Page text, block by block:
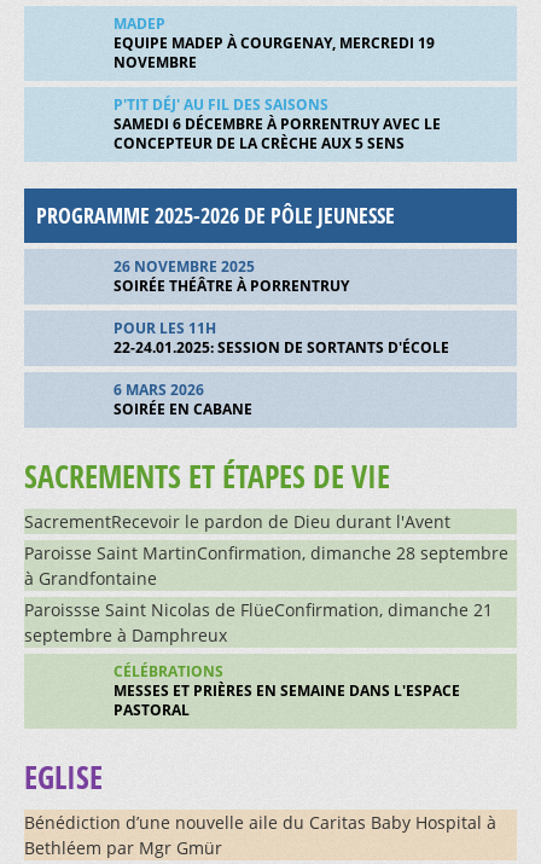
MCR - FONTENAIS-VILLARS
MCR - MARCHE-RÉFLEXION
ORGANISTES
SACRISTAINS ET COMMISSAIRES
SERVANTS ET SERVANTES DE MESSE
DISPONIBILITÉS
DEVENIR SERVANT-E
UNIONS FÉMININES
VEILLEURS ET VEILLEUSES
VISITEURS ET VISITEUSES DE MALADES
VISITEUSES BRESSAUCOURT
VISITEURS ET VISITEUSES FONTENAIS-VILLARS
VISITEURS ET VISITEUSES DE PERSONNES ISOLÉES
VISITE À DOMICILE
MIGRANTS
ACTIONS CONCRÈTES
Bénévolat
RECHERCHE DE BÉNÉVOLES
BÉNÉVOLES EAF
BÉNÉVOLES EN CATÉCHÈSE
MUSICIENS BÉNÉVOLES
BÉNÉVOLES POUR LE SERVICE
BÉNÉVOLES "TEMPS FORTS"
PHOTOGRAPHES BÉNÉVOLES
VISITEURS BÉNÉVOLES
BÉNÉVOLES DE PROXIMITÉ
Bâtiments
EGLISES ET CHAPELLES
PARCOURS À PIED OU À VÉLO
PARCOURS 1
PARCOURS 2
PARCOURS 3
PARCOURS 4
PARCOURS 5
PARCOURS 6
PARCOURS 7
PARCOURS 8
NOTICES HISTORIQUES
MÉDITATIONS
CONSOLATION
MÉDITATION
MARCHE VERS SOI
PLAN GÉNÉRAL DE SITUATION
EGLISE D'ALLE
EGLISE D'ASUEL
EGLISE DE BEURNEVÉSIN
EGLISE DE BONCOURT
EGLISE DE BONFOL
LOCAUX PAROISSIAUX
SALLES À LOUER
Info
SOLSTICES
LETTRE D'INFO ET FEUILLES DOMINICALES
RECEVOIR NOTRE LETTRE D'INFO
EQUIPE PASTORALE
COMMUNES ECCLÉSIASTIQUES
MADEP
EQUIPE MADEP À COURGENAY, MERCREDI 19
NOVEMBRE
P'TIT DÉJ' AU FIL DES SAISONS
SAMEDI 6 DÉCEMBRE À PORRENTRUY AVEC LE
CONCEPTEUR DE LA CRÈCHE AUX 5 SENS
ADOS ET JEUNES
PROGRAMME 2025-2026 DE PÔLE JEUNESSE
26 NOVEMBRE 2025
SOIRÉE THÉÂTRE À PORRENTRUY
POUR LES 11H
22-24.01.2025: SESSION DE SORTANTS D'ÉCOLE
6 MARS 2026
SOIRÉE EN CABANE
SACREMENTS ET ÉTAPES DE VIE
SacrementRecevoir le pardon de Dieu durant l'Avent
Paroisse Saint MartinConfirmation, dimanche 28 septembre
à Grandfontaine
Paroissse Saint Nicolas de FlüeConfirmation, dimanche 21
septembre à Damphreux
CÉLÉBRATIONS
MESSES ET PRIÈRES EN SEMAINE DANS L'ESPACE
PASTORAL
EGLISE
Bénédiction d’une nouvelle aile du Caritas Baby Hospital à
Bethléem par Mgr Gmür